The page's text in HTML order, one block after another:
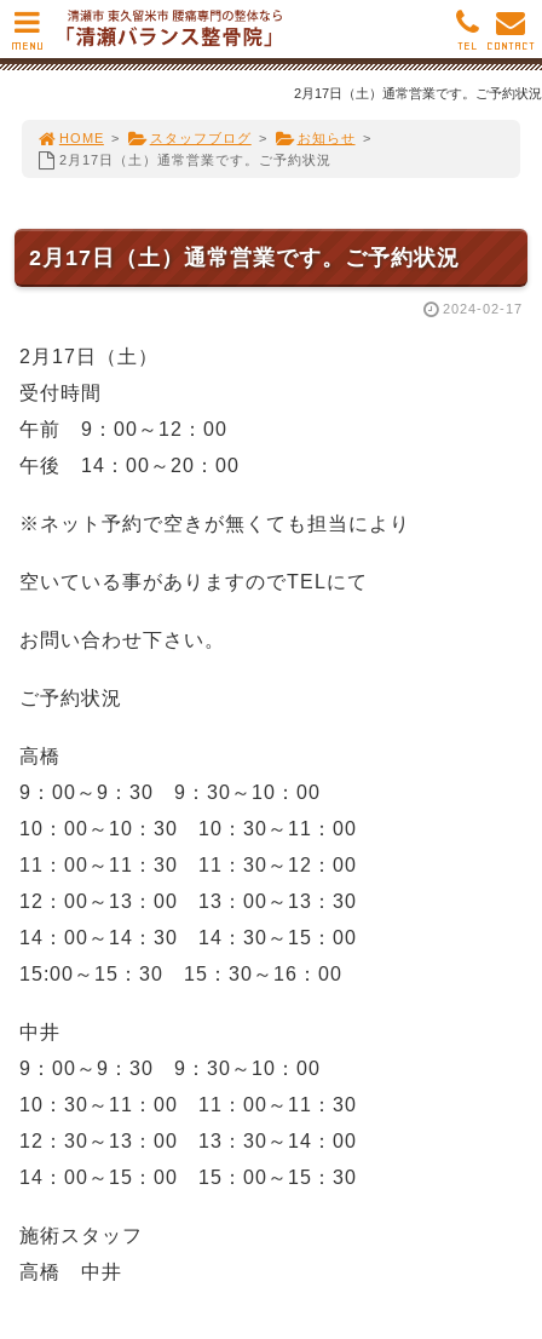
2月17日（土）通常営業です。ご予約状況
HOME > スタッフブログ > お知らせ >
2月17日（土）通常営業です。ご予約状況
2月17日（土）通常営業です。ご予約状況
2024-02-17
2月17日（土）
受付時間
午前 9：00～12：00
午後 14：00～20：00
※ネット予約で空きが無くても担当により
空いている事がありますのでTELにて
お問い合わせ下さい。
ご予約状況
高橋
9：00～9：30 9：30～10：00
10：00～10：30 10：30～11：00
11：00～11：30 11：30～12：00
12：00～13：00 13：00～13：30
14：00～14：30 14：30～15：00
15:00～15：30 15：30～16：00
中井
9：00～9：30 9：30～10：00
10：30～11：00 11：00～11：30
12：30～13：00 13：30～14：00
14：00～15：00 15：00～15：30
施術スタッフ
高橋 中井
MENU CONTACT
TEL